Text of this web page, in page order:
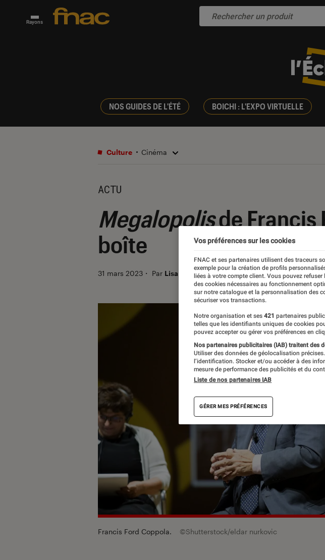
Rayons
NOS GUIDES DE L'ÉTÉ BOICHI : L'EXPO VIRTUELLE
Culture Cinéma
ACTU
Megalopolisde Francis
boîte
31 mars 2023 ・ Par Lisa Muratore
Francis Ford Coppola. ©Shutterstock/eldar nurkovic
Vos préférences sur les cookies
FNAC et ses partenaires utilisent des traceurs
exemple pour la création de profils
liées à votre compte client. Vous pouvez
des cookies nécessaires au fonctionnement
sur notre catalogue et la personnalisation des
sécuriser vos transactions.
Notre organisation et ses 421 partenaires
telles que les identifiants uniques de cookies
pouvez accepter ou gérer vos préférences en
Nos partenaires publicitaires (IAB) traitent des
Utiliser des données de géolocalisation
l’identification. Stocker et/ou accéder à des
mesure de performance des publicités et du
Liste de nos partenaires IAB
GÉRER MES PRÉFÉRENCES